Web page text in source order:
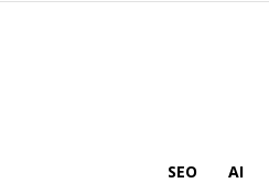
SEO AI